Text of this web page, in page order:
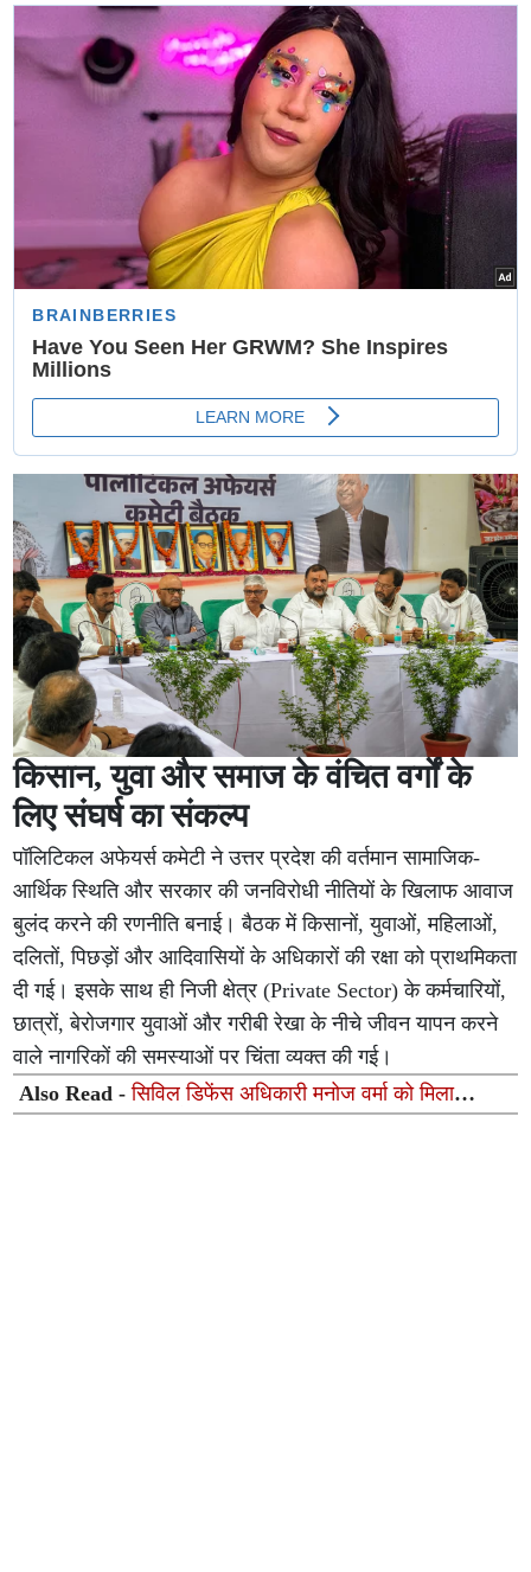
का है अचूक इलाज
किसान, युवा और समाज के वंचित वर्गों के
लिए संघर्ष का संकल्प
पॉलिटिकल अफेयर्स कमेटी ने उत्तर प्रदेश की वर्तमान सामाजिक-
आर्थिक स्थिति और सरकार की जनविरोधी नीतियों के खिलाफ आवाज
बुलंद करने की रणनीति बनाई। बैठक में किसानों, युवाओं, महिलाओं,
दलितों, पिछड़ों और आदिवासियों के अधिकारों की रक्षा को प्राथमिकता
दी गई। इसके साथ ही निजी क्षेत्र (Private Sector) के कर्मचारियों,
छात्रों, बेरोजगार युवाओं और गरीबी रेखा के नीचे जीवन यापन करने
वाले नागरिकों की समस्याओं पर चिंता व्यक्त की गई।
Also Read -सिविल डिफेंस अधिकारी मनोज वर्मा को मिला
‘ताइक्वांडो हॉल ऑफ फेम इंडिया 2026’ सम्मान